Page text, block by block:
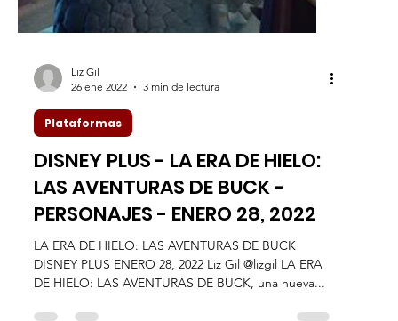
Liz Gil
26 ene 2022
3 min de lectura
Plataformas
DISNEY PLUS - LA ERA DE HIELO:
LAS AVENTURAS DE BUCK -
PERSONAJES - ENERO 28, 2022
LA ERA DE HIELO: LAS AVENTURAS DE BUCK